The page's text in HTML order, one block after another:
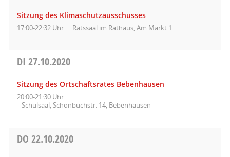
Sitzung des Klimaschutzausschusses
17:00-22:32 Uhr Ratssaal im Rathaus, Am Markt 1
DI 27.10.2020
Sitzung des Ortschaftsrates Bebenhausen
20:00-21:30 Uhr
Schulsaal, Schönbuchstr. 14, Bebenhausen
DO 22.10.2020